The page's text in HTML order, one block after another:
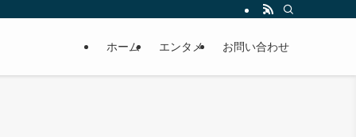
ホーム エンタメ お問い合わせ